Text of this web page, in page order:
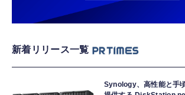
新着リリース一覧
Synology、高性能と手